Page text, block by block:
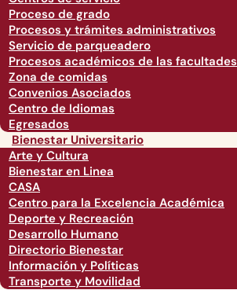
Proceso de grado
Procesos y trámites administrativos
Servicio de parqueadero
Procesos académicos de las facultades
Zona de comidas
Convenios Asociados
Centro de Idiomas
Egresados
Bienestar Universitario
Arte y Cultura
Bienestar en Linea
CASA
Centro para la Excelencia Académica
Deporte y Recreación
Desarrollo Humano
Directorio Bienestar
Información y Políticas
Transporte y Movilidad